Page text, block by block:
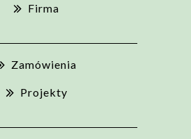
Firma
Zamówienia
Projekty